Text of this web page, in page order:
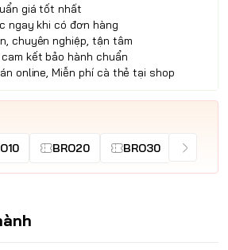
giá tốt nhất
ngay khi có đơn hàng
chuyên nghiệp, tận tâm
kết bảo hành chuẩn
online, Miễn phí cà thẻ tại shop
BRO20 BRO30